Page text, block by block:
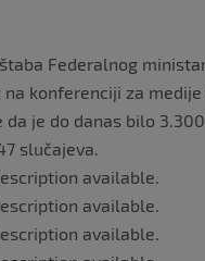
Federalnog
na konferenciji za
da je do danas bilo
slučajeva.